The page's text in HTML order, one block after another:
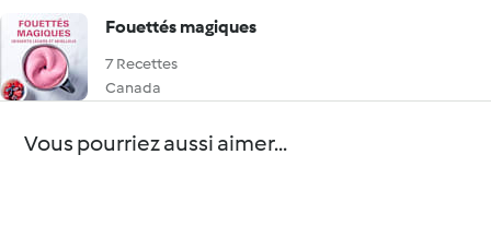
Fouettés magiques
7 Recettes
Canada
Vous pourriez aussi aimer...